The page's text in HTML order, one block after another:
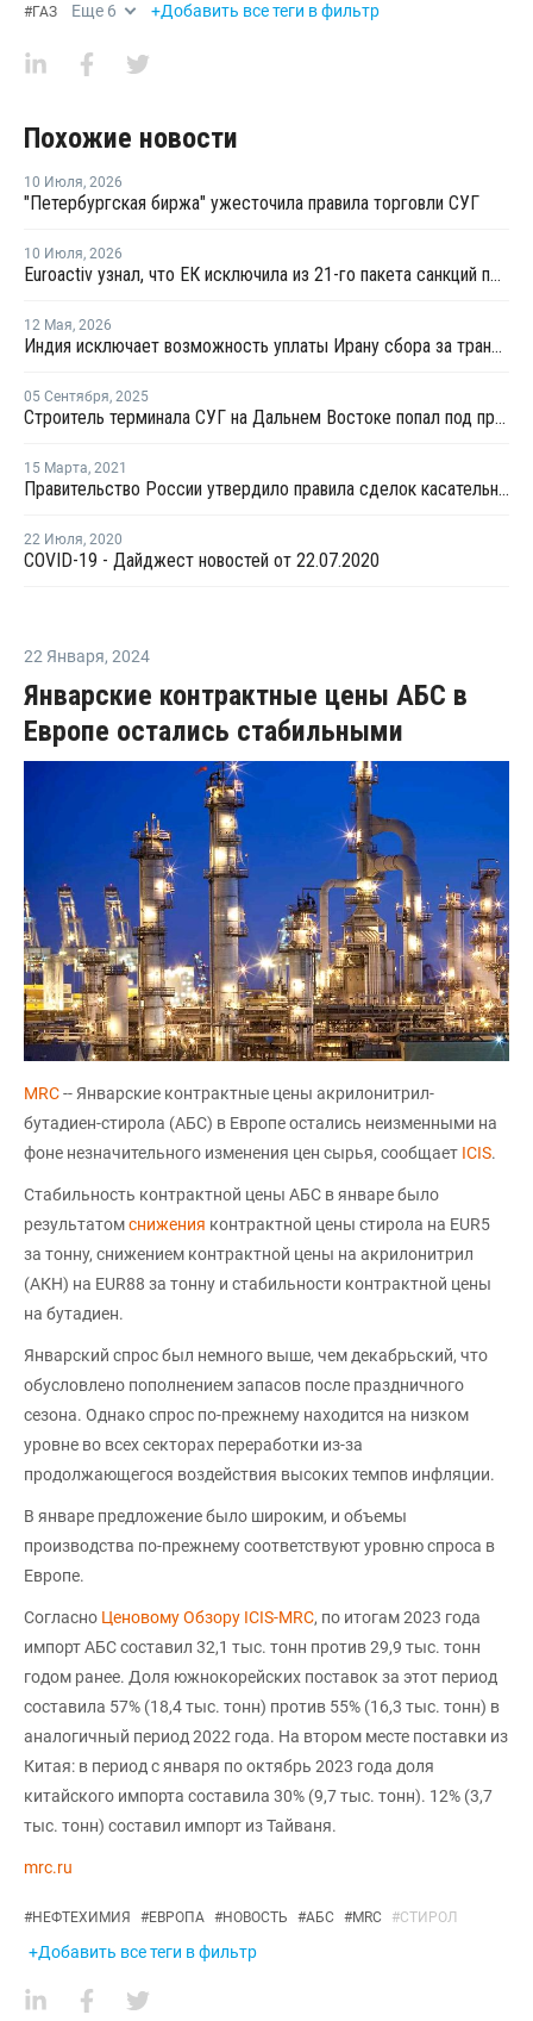
#ГАЗ Еще 6 +Добавить все теги в фильтр
Похожие новости
10 Июля, 2026
"Петербургская биржа" ужесточила правила торговли СУГ
10 Июля, 2026
Euroactiv узнал, что ЕК исключила из 21-го пакета санкций против России
12 Мая, 2026
Индия исключает возможность уплаты Ирану сбора за транзит нефти и газа через Ормузский пролив
05 Сентября, 2025
Строитель терминала СУГ на Дальнем Востоке попал под процедуру банкротства
15 Марта, 2021
Правительство России утвердило правила сделок касательно обратного акциза на этан и СУГ
22 Июля, 2020
COVID-19 - Дайджест новостей от 22.07.2020
22 Января, 2024
Январские контрактные цены АБС в
Европе остались стабильными
МRC-- Январские контрактные цены акрилонитрил-
бутадиен-стирола (АБС) в Европе остались неизменными на
фоне незначительного изменения цен сырья, сообщает ICIS.
Стабильность контрактной цены АБС в январе было
результатомснижения контрактной цены стирола на EUR5
за тонну, снижением контрактной цены на акрилонитрил
(AКН) на EUR88 за тонну и стабильности контрактной цены
на бутадиен.
Январский спрос был немного выше, чем декабрьский, что
обусловлено пополнением запасов после праздничного
сезона. Однако спрос по-прежнему находится на низком
уровне во всех секторах переработки из-за
продолжающегося воздействия высоких темпов инфляции.
В январе предложение было широким, и объемы
производства по-прежнему соответствуют уровню спроса в
Европе.
Согласно Ценовому Обзору ICIS-MRC, по итогам 2023 года
импорт АБС составил 32,1 тыс. тонн против 29,9 тыс. тонн
годом ранее. Доля южнокорейских поставок за этот период
составила 57% (18,4 тыс. тонн) против 55% (16,3 тыс. тонн) в
аналогичный период 2022 года. На втором месте поставки из
Китая: в период с января по октябрь 2023 года доля
китайского импорта составила 30% (9,7 тыс. тонн). 12% (3,7
тыс. тонн) составил импорт из Тайваня.
mrc.ru
#НЕФТЕХИМИЯ #ЕВРОПА #НОВОСТЬ #АБС #MRC #СТИРОЛ
+Добавить все теги в фильтр